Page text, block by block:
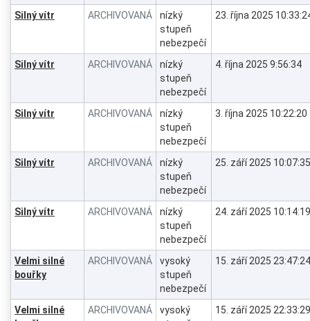
Silný vítr ARCHIVOVANÁ
nízký
stupeň
nebezpečí
23. října 2025
Silný vítr ARCHIVOVANÁ
nízký
stupeň
nebezpečí
4. října 2025 9:56:34
Silný vítr ARCHIVOVANÁ
nízký
stupeň
nebezpečí
3. října 2025 10:22:20
Silný vítr ARCHIVOVANÁ
nízký
stupeň
nebezpečí
25. září 2025 10:07:35
Silný vítr ARCHIVOVANÁ
nízký
stupeň
nebezpečí
24. září 2025 10:14:19
Velmi silné
bouřky
ARCHIVOVANÁ
vysoký
stupeň
nebezpečí
15. září 2025 23:47:24
Velmi silné
ARCHIVOVANÁ
vysoký
15. září 2025 22:33:29